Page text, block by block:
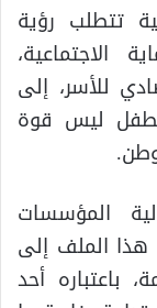
تتطلب رؤية
الاجتماعية،
للأسر، إلى
ليس قوة
المؤسسات
هذا الملف إلى
باعتباره أحد